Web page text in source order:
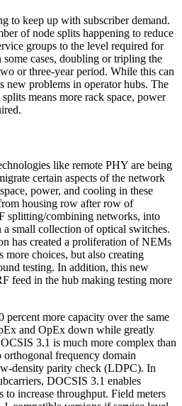
to keep up with subscriber demand.
of node splits happening to reduce
groups to the level required for
cases, doubling or tripling the
or three-year period. While this can
new problems in operator hubs. The
means more rack space, power
like remote PHY are being
certain aspects of the network
power, and cooling in these
housing row after row of
splitting/combining networks, into
small collection of optical switches.
has created a proliferation of NEMs
more choices, but also creating
testing. In addition, this new
feed in the hub making testing more
more capacity over the same
and OpEx down while greatly
3.1 is much more complex than
orthogonal frequency domain
density parity check (LDPC). In
DOCSIS 3.1 enables
to increase throughput. Field meters